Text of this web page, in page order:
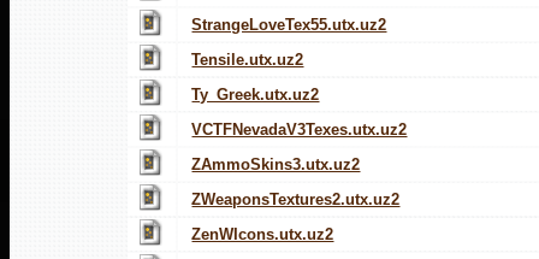
StrangeLoveTex55.utx.uz2
Tensile.utx.uz2
Ty_Greek.utx.uz2
VCTFNevadaV3Texes.utx.uz2
ZAmmoSkins3.utx.uz2
ZWeaponsTextures2.utx.uz2
ZenWIcons.utx.uz2